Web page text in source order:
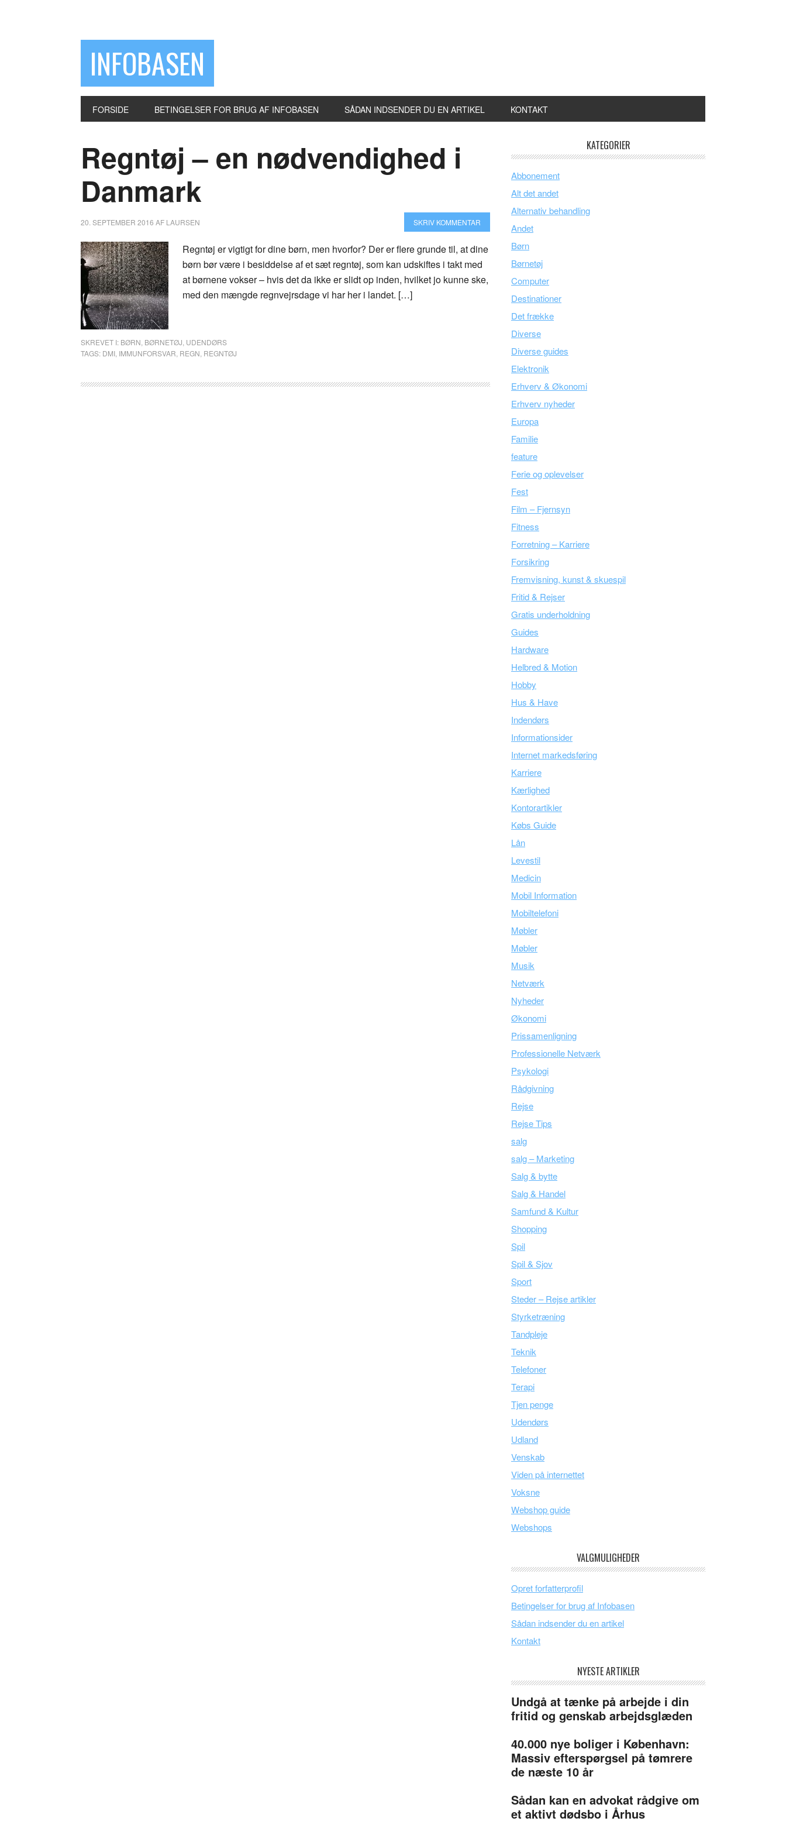
INFOBASEN
FORSIDE BETINGELSER FOR BRUG AF INFOBASEN SÅDAN INDSENDER DU EN ARTIKEL KONTAKT
Regntøj – en nødvendighed i
Danmark
20. SEPTEMBER 2016 AF LAURSEN SKRIV KOMMENTAR
Regntøj er vigtigt for dine børn, men hvorfor? Der er flere grunde til, at dine
børn bør være i besiddelse af et sæt regntøj, som kan udskiftes i takt med
at børnene vokser – hvis det da ikke er slidt op inden, hvilket jo kunne ske,
med den mængde regnvejrsdage vi har her i landet. […]
SKREVET I: BØRN BØRNETØJ UDENDØRS
TAGS: DMI IMMUNFORSVAR REGN REGNTØJ
KATEGORIER
Abbonement
Alt det andet
Alternativ behandling
Andet
Børn
Børnetøj
Computer
Destinationer
Det frække
Diverse
Diverse guides
Elektronik
Erhverv & Økonomi
Erhverv nyheder
Europa
Familie
feature
Ferie og oplevelser
Fest
Film – Fjernsyn
Fitness
Forretning – Karriere
Forsikring
Fremvisning, kunst & skuespil
Fritid & Rejser
Gratis underholdning
Guides
Hardware
Helbred & Motion
Hobby
Hus & Have
Indendørs
Informationsider
Internet markedsføring
Karriere
Kærlighed
Kontorartikler
Købs Guide
Lån
Levestil
Medicin
Mobil Information
Mobiltelefoni
Møbler
Møbler
Musik
Netværk
Nyheder
Økonomi
Prissamenligning
Professionelle Netværk
Psykologi
Rådgivning
Rejse
Rejse Tips
salg
salg – Marketing
Salg & bytte
Salg & Handel
Samfund & Kultur
Shopping
Spil
Spil & Sjov
Sport
Steder – Rejse artikler
Styrketræning
Tandpleje
Teknik
Telefoner
Terapi
Tjen penge
Udendørs
Udland
Venskab
Viden på internettet
Voksne
Webshop guide
Webshops
VALGMULIGHEDER
Opret forfatterprofil
Betingelser for brug af Infobasen
Sådan indsender du en artikel
Kontakt
NYESTE ARTIKLER
Undgå at tænke på arbejde i din
fritid og genskab arbejdsglæden
40.000 nye boliger i København:
Massiv efterspørgsel på tømrere
de næste 10 år
Sådan kan en advokat rådgive om
et aktivt dødsbo i Århus